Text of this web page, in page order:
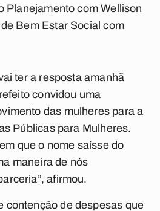
Planejamento com Wellison
Bem Estar Social com
ter a resposta amanhã
convidou uma
das mulheres para a
Públicas para Mulheres.
que o nome saísse do
maneira de nós
afirmou.
contenção de despesas que